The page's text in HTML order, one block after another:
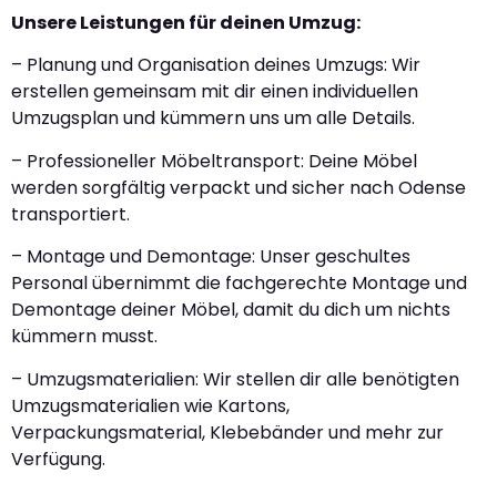
Unsere Leistungen für deinen Umzug:
– Planung und Organisation deines Umzugs: Wir
erstellen gemeinsam mit dir einen individuellen
Umzugsplan und kümmern uns um alle Details.
– Professioneller Möbeltransport: Deine Möbel
werden sorgfältig verpackt und sicher nach Odense
transportiert.
– Montage und Demontage: Unser geschultes
Personal übernimmt die fachgerechte Montage und
Demontage deiner Möbel, damit du dich um nichts
kümmern musst.
– Umzugsmaterialien: Wir stellen dir alle benötigten
Umzugsmaterialien wie Kartons,
Verpackungsmaterial, Klebebänder und mehr zur
Verfügung.